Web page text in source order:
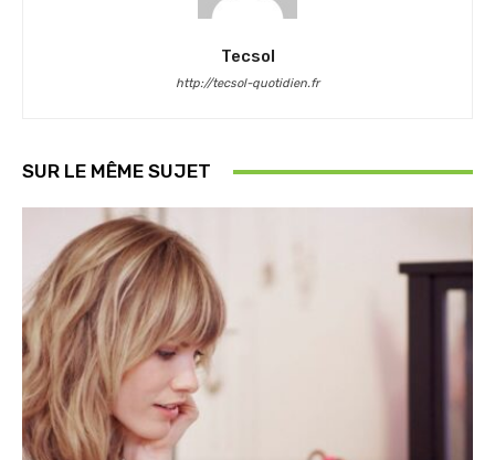
Tecsol
http://tecsol-quotidien.fr
SUR LE MÊME SUJET